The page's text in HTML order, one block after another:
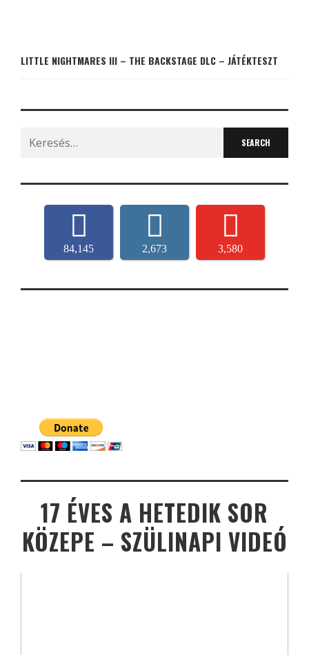
LITTLE NIGHTMARES III – THE BACKSTAGE DLC – JÁTÉKTESZT
Search
for:
84,145 2,673 3,580
17 ÉVES A HETEDIK SOR
KÖZEPE – SZÜLINAPI VIDEÓ